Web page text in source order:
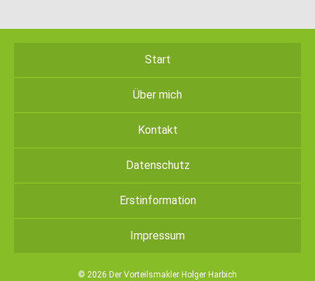
Start
Über mich
Kontakt
Datenschutz
Erstinformation
Impressum
© 2026 Der Vorteilsmakler Holger Harbich